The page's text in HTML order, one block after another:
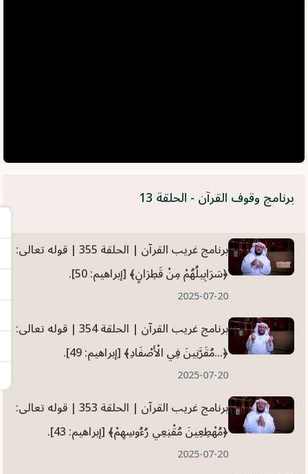
برنامج وقوف القرآن - الحلقة 13
برنامج غريب القرآن | الحلقة 355 | قوله تعالى:
﴿سَرَابِيلُهُمْ مِنْ قَطِرَانٍ﴾ [إبراهيم: 50].
2025-07-20
برنامج غريب القرآن | الحلقة 354 | قوله تعالى:
﴿...مُقَرَّنِينَ فِي الْأَصْفَادِ﴾ [إبراهيم: 49].
2025-07-20
برنامج غريب القرآن | الحلقة 353 | قوله تعالى:
﴿مُهْطِعِينَ مُقْنِعِي رُءُوسِهِمْ﴾ [إبراهيم: 43].
2025-07-20